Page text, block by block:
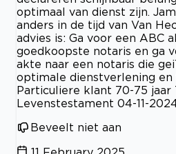
optimaal van dienst zijn.
anders in de tijd van Van
advies is: Ga voor een ABC
goedkoopste notaris en ga
akte naar een notaris die
optimale dienstverlening
Particuliere klant 70-75 jaar
Levenstestament 04-11-
Beveelt niet aan